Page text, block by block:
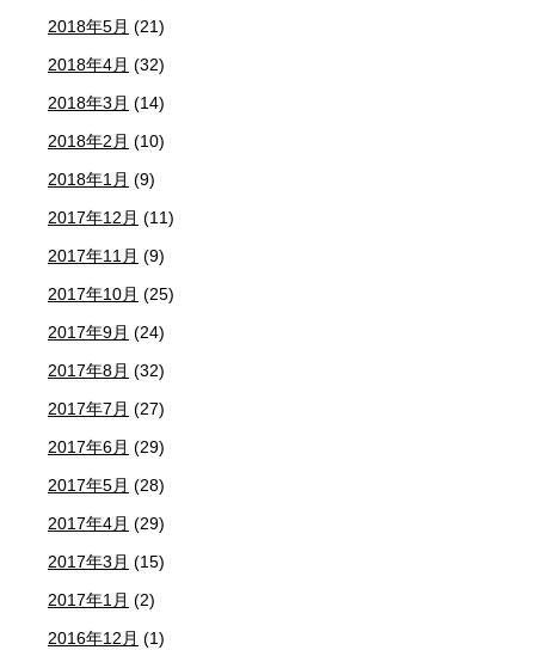
2018年5月 (21)
2018年4月 (32)
2018年3月 (14)
2018年2月 (10)
2018年1月 (9)
2017年12月 (11)
2017年11月 (9)
2017年10月 (25)
2017年9月 (24)
2017年8月 (32)
2017年7月 (27)
2017年6月 (29)
2017年5月 (28)
2017年4月 (29)
2017年3月 (15)
2017年1月 (2)
2016年12月 (1)